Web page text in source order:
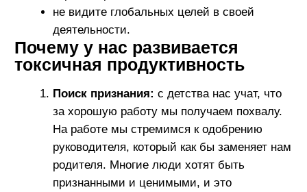
Неправильные приоритеты:
кажется, что каждая задача важна, и мы
стараемся заполнить каждую свободную
минуту работой. Это создает хаос и
повышает уровень стресса. Научившись
различать действительно важные дела от
нагрузку и работать эффективнее.
Игнорирование отдыха ведет к хроническому
Это также ухудшает качество работы и отношений
с окружающими.
Как избавиться от токсичной
продуктивности и быть в
балансе